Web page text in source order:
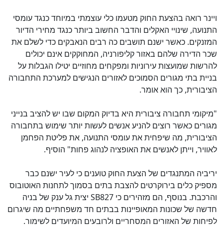
ויינר רואה בהצעת החוק מטעמו כלי עוצמתי במיוחד כנגד עומסי
התנועה, שינויי האקלים והדבר החשוב ביותר כנגד מחירי הדיור
המזנקים. כאשר ישנם תושבים כה רבים הנאבקים כדי לשלם את
שכר הדירה שלהם באזור קליפורניה, המחוקקים אינם יכולים
להרשות שמועצות עירוניות ומפקחים מחוזיים יטילו הגבלות על
בניית בתי מגורים הסמוכים לאזורים הנגישים למערכת התחבורה
הציבורית, כך הוא אומר.
"מיקומי תחבורה ציבורית היא בדיוק המקום שבו יש להציב בנייני
מגורים כאשר רוצים להניע אנשים לעשות יותר שימוש בתחבורה
הציבורית, מה שיפחית את עומסי התנועה, את פליטת הפחמן
לאוויר, וייתן לאנשים את האופציה לנהוג פחות" הוסיף.
יריביה המתנגדים של הצעת החוק טוענים כי לעיר ישנם כבר
מספיק כלים בירוקרטים להצבת בתים בסמוך לתחנות האוטובוס
והרכבת. בנוסף, הם מזהירים כי SB827 יצית גל ענק של בניה
חדשה של שכונות המאופיינות בבתים חד משפחתיים מה שיגרום
לפיחות של האזורים המסחריים ולרובעים המיועדים לשימור.